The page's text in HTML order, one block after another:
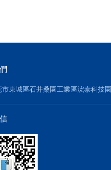
市東城區石井桑園工業區浤泰科技園